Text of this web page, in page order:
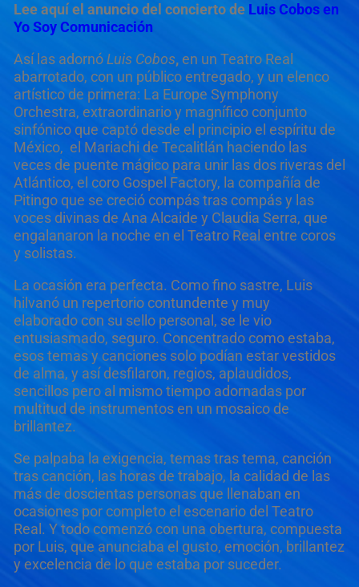
Lee aquí el anuncio del concierto de Luis Cobos en
Yo Soy Comunicación
Así las adornóLuis Cobos,en un Teatro Real
abarrotado, con un público entregado, y un elenco
artístico de primera: La Europe Symphony
Orchestra, extraordinario y magnífico conjunto
sinfónico que captó desde el principio el espíritu de
México, el Mariachi de Tecalitlán haciendo las
veces de puente mágico para unir las dos riveras del
Atlántico, el coro Gospel Factory, la compañía de
Pitingo que se creció compás tras compás y las
voces divinas de Ana Alcaide y Claudia Serra, que
engalanaron la noche en el Teatro Real entre coros
y solistas.
La ocasión era perfecta. Como fino sastre, Luis
hilvanó un repertorio contundente y muy
elaborado con su sello personal, se le vio
entusiasmado, seguro. Concentrado como estaba,
esos temas y canciones solo podían estar vestidos
de alma, y así desfilaron, regios, aplaudidos,
sencillos pero al mismo tiempo adornadas por
multitud de instrumentos en un mosaico de
brillantez.
Se palpaba la exigencia, temas tras tema, canción
tras canción, las horas de trabajo, la calidad de las
más de doscientas personas que llenaban en
ocasiones por completo el escenario del Teatro
Real. Y todo comenzó con una obertura, compuesta
por Luis, que anunciaba el gusto, emoción, brillantez
y excelencia de lo que estaba por suceder.